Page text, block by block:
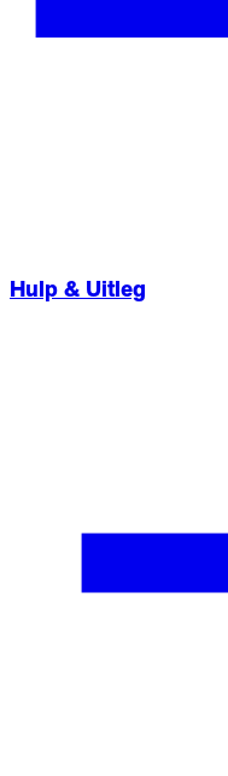
Hulp & Uitleg